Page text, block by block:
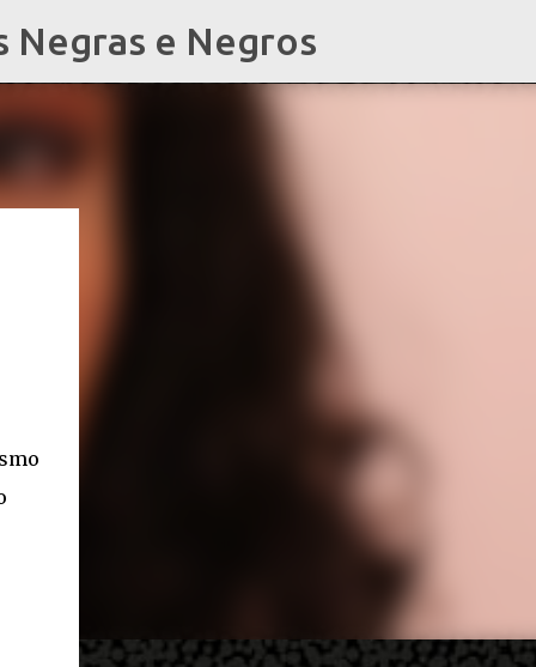
Negras e Negros